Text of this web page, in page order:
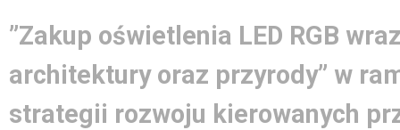
”Zakup oświetlenia LED RGB
architektury oraz przyrody” w
strategii rozwoju kierowanych